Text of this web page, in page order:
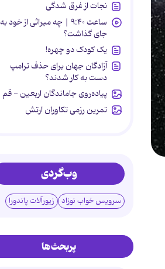
نجات از غرق شدگی
ساعت ۹:۴۰ | چه میراثی از خود به
جای گذاشت؟
یک کودک دو چهره!
آزادگان جهان برای حذف ترامپ
دست به کار شدند؟
پیاده‌روی جاماندگان اربعین - قم
تمرین رزمی تکاوران ارتش
وب‌گردی
سرویس خواب نوزاد زیورآلات پاندورا
پربحث‌ها